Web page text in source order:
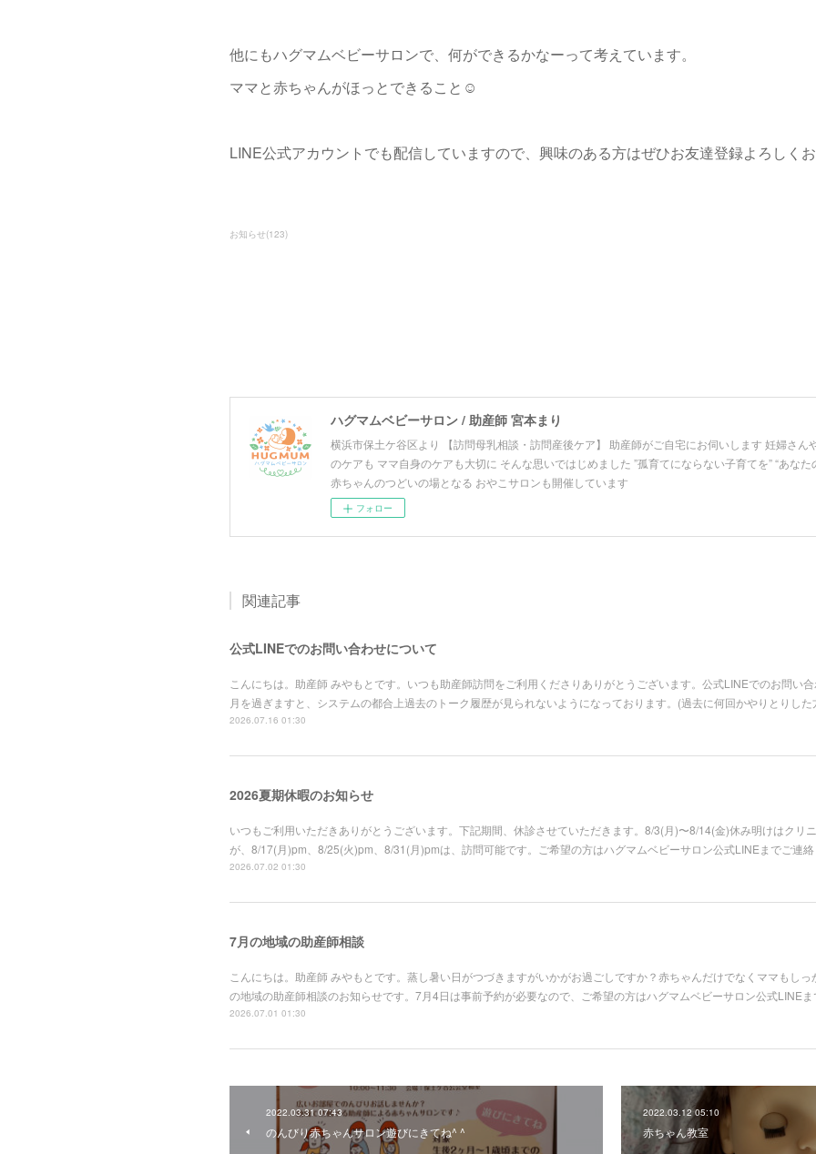
他にもハグマムベビーサロンで、何ができるかなーって考えています。
ママと赤ちゃんがほっとできること☺️
LINE公式アカウントでも配信していますので、興味のある方はぜひお友達登録よろしく
お知らせ(123)
ハグマムベビーサロン / 助産師 宮本まり
横浜市保土ケ谷区より 【訪問母乳相談・訪問産後ケア】 助産師がご自宅にお伺いします 妊婦さん
のケアも ママ自身のケアも大切に そんな思いではじめました ”孤育てにならない子育てを” “あなた
赤ちゃんのつどいの場となる おやこサロンも開催しています
フォロー
関連記事
公式LINEでのお問い合わせについて
こんにちは。助産師 みやもとです。いつも助産師訪問をご利用くださりありがとうございます。公式LINEでのお問い
月を過ぎますと、システムの都合上過去のトーク履歴が見られないようになっております。(過去に何回かやりとりし
2026.07.16 01:30
2026夏期休暇のお知らせ
いつもご利用いただきありがとうございます。下記期間、休診させていただきます。8/3(月)〜8/14(金)休み明けはクリ
が、8/17(月)pm、8/25(火)pm、8/31(月)pmは、訪問可能です。ご希望の方はハグマムベビーサロン公式LINEまでご連
2026.07.02 01:30
7月の地域の助産師相談
こんにちは。助産師 みやもとです。蒸し暑い日がつづきますがいかがお過ごしですか？赤ちゃんだけでなくママもし
の地域の助産師相談のお知らせです。7月4日は事前予約が必要なので、ご希望の方はハグマムベビーサロン公式LINE
2026.07.01 01:30
2022.03.31 07:43
のんびり赤ちゃんサロン遊びにきてね^ ^
2022.03.12 05:10
赤ちゃん教室